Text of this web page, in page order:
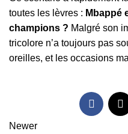
toutes les lèvres : Mbappé
champions ? Malgré son
tricolore n’a toujours pas
oreilles, et les occasions
Newer